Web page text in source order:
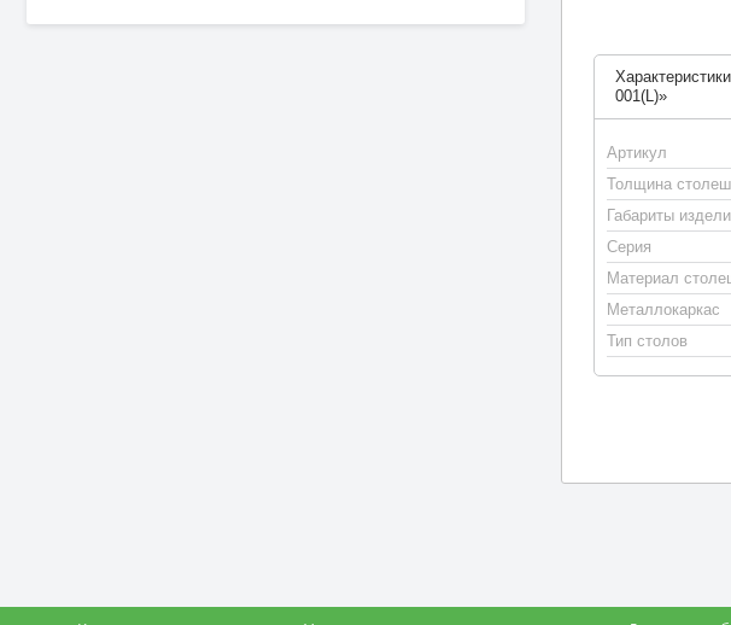
001(L)»
Артикул
Толщина
Габариты
Серия
Материал
Металлокаркас
Тип столов